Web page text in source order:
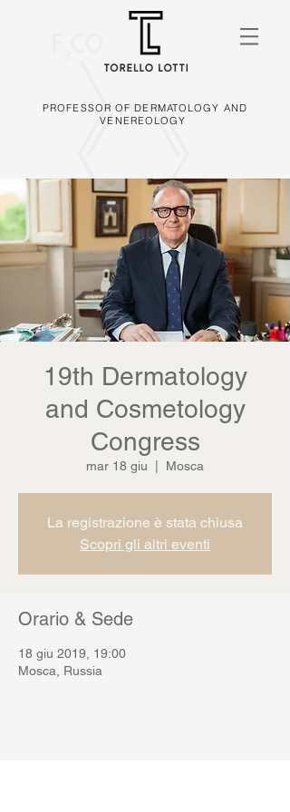
PROFESSOR OF DERMATOLOGY AND
VENEREOLOGY
19th Dermatology
and Cosmetology
Congress
mar 18 giu Mosca
La registrazione è stata chiusa
Scopri gli altri eventi
Orario & Sede
18 giu 2019, 19:00
Mosca, Russia